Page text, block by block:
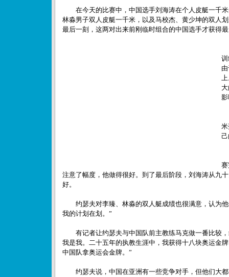
在今天的比赛中，中国选手刘海涛在个人皮艇一千米
林淼男子双人皮艇一千米，以及马校杰、黄少坤的双人
最后一刻，这两对出来前刚临时组合的中国选手才获得
注意了幅度，他做得很好。到了最后阶段，刘海涛从九
好。
约瑟夫对李臻、林淼的双人艇成绩也很满意，认为他
我的计划在划。”
有记者让约瑟夫与中国队前主教练马克做一番比较，
我是我。二十五年的执教生涯中，我获得十八块奥运金
中国队拿奥运会金牌。”
约瑟夫说，中国在亚洲有一些竞争对手，但他们大都